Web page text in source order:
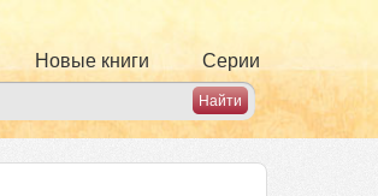
Новые книги Серии